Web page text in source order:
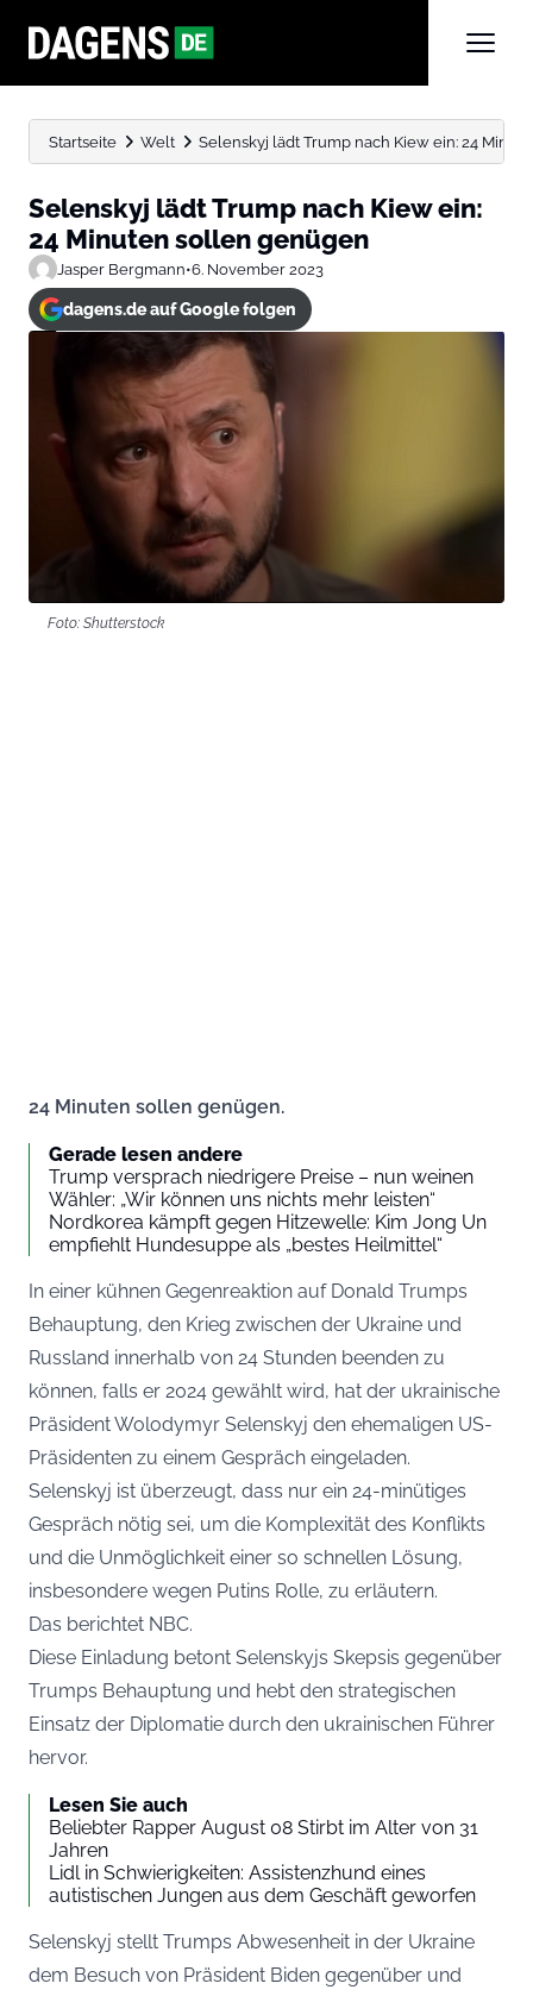
Startseite Welt Selenskyj lädt Trump nach Kiew ein: 24
Selenskyj lädt Trump nach Kiew ein:
24 Minuten sollen genügen
Jasper Bergmann•6. November 2023
dagens.de auf Google folgen
Foto: Shutterstock
24 Minuten sollen genügen.
Gerade lesen andere
Trump versprach niedrigere Preise – nun weinen
Wähler: „Wir können uns nichts mehr leisten“
Nordkorea kämpft gegen Hitzewelle: Kim Jong Un
empfiehlt Hundesuppe als „bestes Heilmittel“
In einer kühnen Gegenreaktion auf Donald Trumps
Behauptung, den Krieg zwischen der Ukraine und
Russland innerhalb von 24 Stunden beenden zu
können, falls er 2024 gewählt wird, hat der ukrainische
Präsident Wolodymyr Selenskyj den ehemaligen US-
Präsidenten zu einem Gespräch eingeladen.
Selenskyj ist überzeugt, dass nur ein 24-minütiges
Gespräch nötig sei, um die Komplexität des Konflikts
und die Unmöglichkeit einer so schnellen Lösung,
insbesondere wegen Putins Rolle, zu erläutern.
Das berichtet NBC.
Diese Einladung betont Selenskyjs Skepsis gegenüber
Trumps Behauptung und hebt den strategischen
Einsatz der Diplomatie durch den ukrainischen Führer
hervor.
Lesen Sie auch
Beliebter Rapper August 08 Stirbt im Alter von 31
Jahren
Lidl in Schwierigkeiten: Assistenzhund eines
autistischen Jungen aus dem Geschäft geworfen
Selenskyj stellt Trumps Abwesenheit in der Ukraine
dem Besuch von Präsident Biden gegenüber und